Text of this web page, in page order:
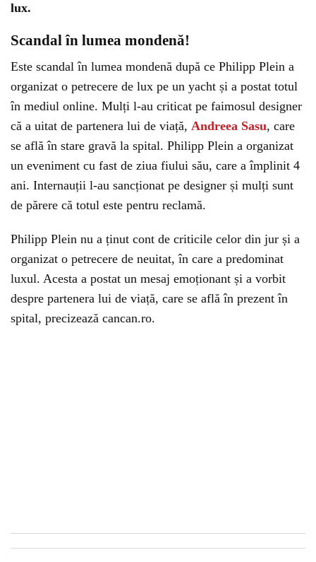
lux.
Scandal în lumea mondenă!
Este scandal în lumea mondenă după ce Philipp Plein a
organizat o petrecere de lux pe un yacht și a postat totul
în mediul online. Mulți l-au criticat pe faimosul designer
că a uitat de partenera lui de viață, Andreea Sasu, care
se află în stare gravă la spital. Philipp Plein a organizat
un eveniment cu fast de ziua fiului său, care a împlinit 4
ani. Internauții l-au sancționat pe designer și mulți sunt
de părere că totul este pentru reclamă.
Philipp Plein nu a ținut cont de criticile celor din jur și a
organizat o petrecere de neuitat, în care a predominat
luxul. Acesta a postat un mesaj emoționant și a vorbit
despre partenera lui de viață, care se află în prezent în
spital, precizează cancan.ro.